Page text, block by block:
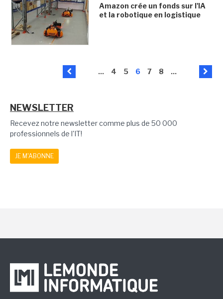
Amazon crée un fonds sur l'IA
et la robotique en logistique
... 4 5 6 7 8 ...
NEWSLETTER
Recevez notre newsletter comme plus de 50 000
professionnels de l'IT!
JE M'ABONNE